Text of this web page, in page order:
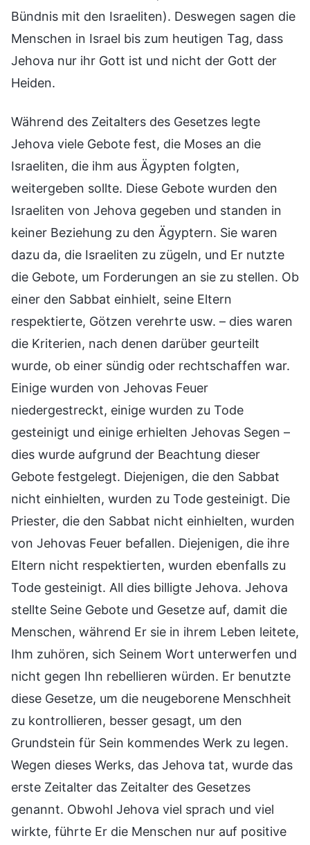
Bündnis mit den Israeliten). Deswegen sagen die
Menschen in Israel bis zum heutigen Tag, dass
Jehova nur ihr Gott ist und nicht der Gott der
Heiden.
Während des Zeitalters des Gesetzes legte
Jehova viele Gebote fest, die Moses an die
Israeliten, die ihm aus Ägypten folgten,
weitergeben sollte. Diese Gebote wurden den
Israeliten von Jehova gegeben und standen in
keiner Beziehung zu den Ägyptern. Sie waren
dazu da, die Israeliten zu zügeln, und Er nutzte
die Gebote, um Forderungen an sie zu stellen. Ob
einer den Sabbat einhielt, seine Eltern
respektierte, Götzen verehrte usw. – dies waren
die Kriterien, nach denen darüber geurteilt
wurde, ob einer sündig oder rechtschaffen war.
Einige wurden von Jehovas Feuer
niedergestreckt, einige wurden zu Tode
gesteinigt und einige erhielten Jehovas Segen –
dies wurde aufgrund der Beachtung dieser
Gebote festgelegt. Diejenigen, die den Sabbat
nicht einhielten, wurden zu Tode gesteinigt. Die
Priester, die den Sabbat nicht einhielten, wurden
von Jehovas Feuer befallen. Diejenigen, die ihre
Eltern nicht respektierten, wurden ebenfalls zu
Tode gesteinigt. All dies billigte Jehova. Jehova
stellte Seine Gebote und Gesetze auf, damit die
Menschen, während Er sie in ihrem Leben leitete,
Ihm zuhören, sich Seinem Wort unterwerfen und
nicht gegen Ihn rebellieren würden. Er benutzte
diese Gesetze, um die neugeborene Menschheit
zu kontrollieren, besser gesagt, um den
Grundstein für Sein kommendes Werk zu legen.
Wegen dieses Werks, das Jehova tat, wurde das
erste Zeitalter das Zeitalter des Gesetzes
genannt. Obwohl Jehova viel sprach und viel
wirkte, führte Er die Menschen nur auf positive